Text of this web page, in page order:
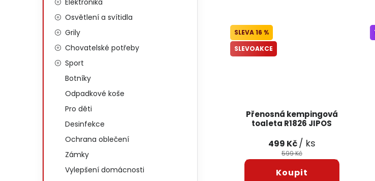
Elektronika
Osvětlení a svítidla
Grily
Chovatelské potřeby
Sport
Botníky
Odpadkové koše
Pro děti
Desinfekce
Ochrana oblečení
Zámky
Vylepšení domácnosti
Přenosná kempingová
toaleta R1826 JIPOS
16 %
SLEVOAKCE
499 Kč/ ks
599 Kč